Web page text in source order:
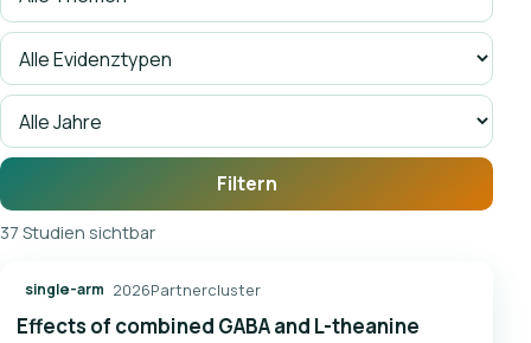
Filtern
37 Studien sichtbar
single-arm 2026Partnercluster
Effects of combined GABA and L-theanine